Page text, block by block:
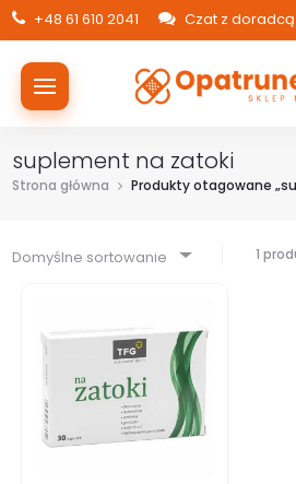
+48 61 610 2041 Czat z doradcą
suplement na zatoki
Strona główna Produkty otagowane
Domyślne sortowanie 1